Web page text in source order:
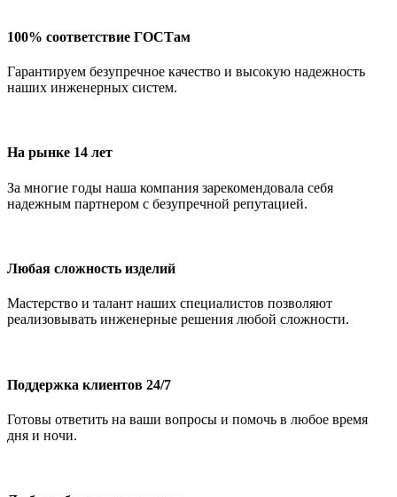
100% соответствие ГОСТам
Гарантируем безупречное качество и высокую надежность
наших инженерных систем.
На рынке 14 лет
За многие годы наша компания зарекомендовала себя
надежным партнером с безупречной репутацией.
Любая сложность изделий
Мастерство и талант наших специалистов позволяют
реализовывать инженерные решения любой сложности.
Поддержка клиентов 24/7
Готовы ответить на ваши вопросы и помочь в любое время
дня и ночи.